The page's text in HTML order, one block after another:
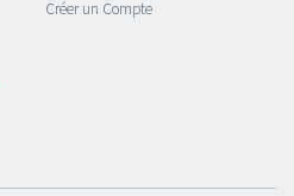
Créer un Compte